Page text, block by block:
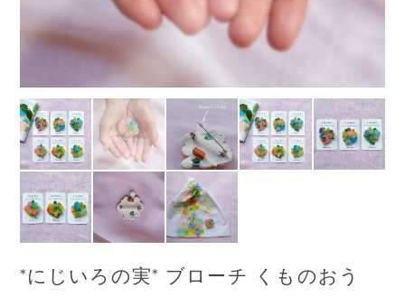
*にじいろの実* ブローチ くものおう